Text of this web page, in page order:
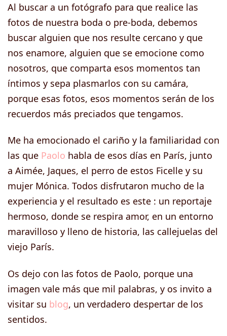
Al buscar a un fotógrafo para que realice las
fotos de nuestra boda o pre-boda, debemos
buscar alguien que nos resulte cercano y que
nos enamore, alguien que se emocione como
nosotros, que comparta esos momentos tan
íntimos y sepa plasmarlos con su camára,
porque esas fotos, esos momentos serán de los
recuerdos más preciados que tengamos.
Me ha emocionado el cariño y la familiaridad con
las que Paolo habla de esos días en París, junto
a Aimée, Jaques, el perro de estos Ficelle y su
mujer Mónica. Todos disfrutaron mucho de la
experiencia y el resultado es este : un reportaje
hermoso, donde se respira amor, en un entorno
maravilloso y lleno de historia, las callejuelas del
viejo París.
Os dejo con las fotos de Paolo, porque una
imagen vale más que mil palabras, y os invito a
visitar su blog, un verdadero despertar de los
sentidos.